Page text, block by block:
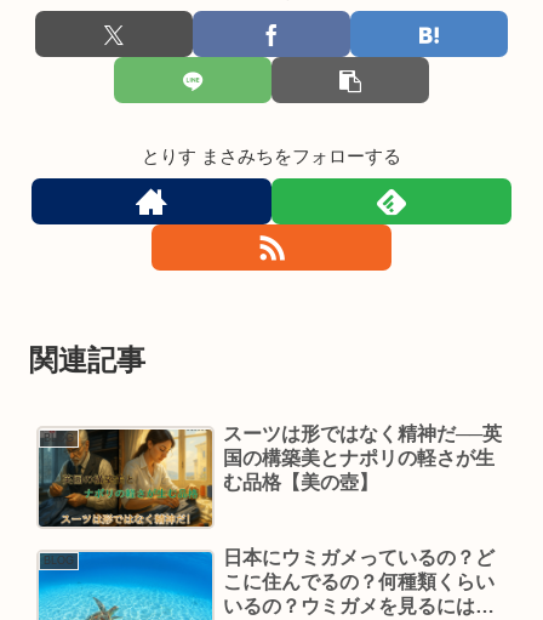
とりす まさみちをフォローする
関連記事
BLOG
スーツは形ではなく精神だ──英
国の構築美とナポリの軽さが生
む品格【美の壺】
BLOG
日本にウミガメっているの？ど
こに住んでるの？何種類くらい
いるの？ウミガメを見るには？